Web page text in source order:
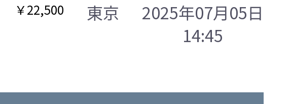
￥22,500
東京
2025年07月05日
14:45